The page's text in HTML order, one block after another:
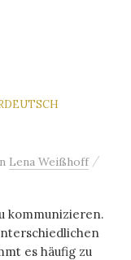
Lena Weißhoff /
kommunizieren.
es häufig zu